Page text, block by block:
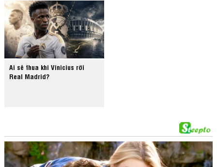
Ai sẽ thua khi Vinicius rời
Real Madrid?